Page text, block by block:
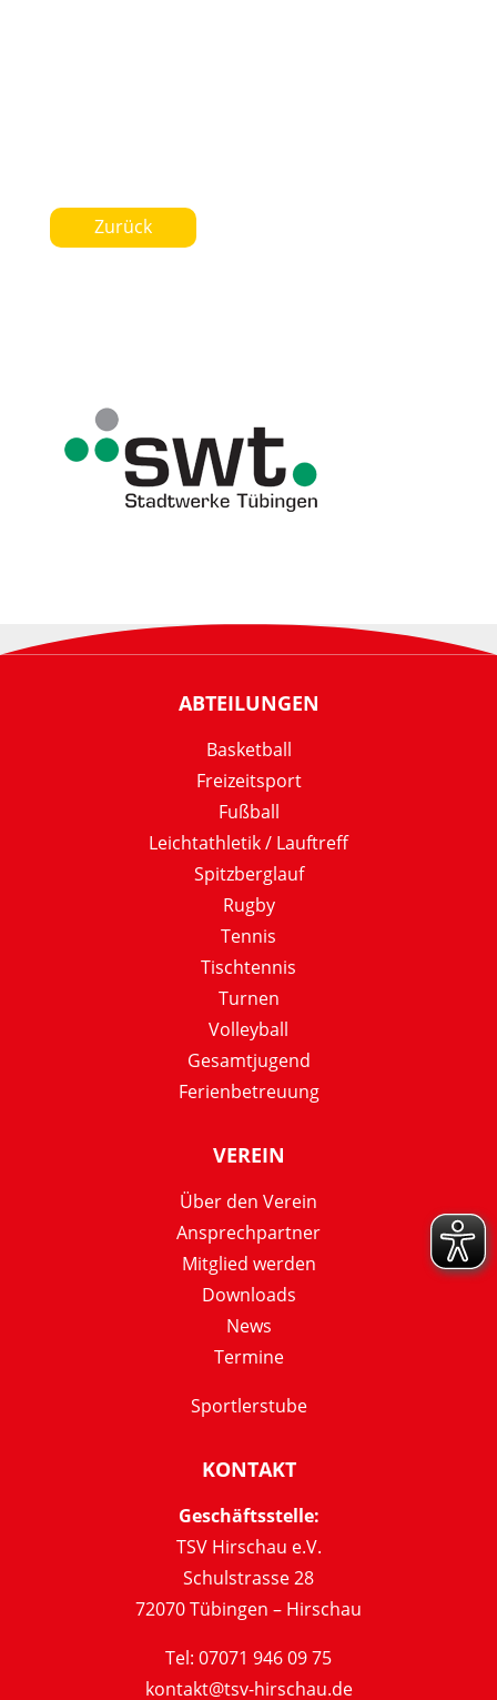
Zurück
ABTEILUNGEN
Basketball
Freizeitsport
Fußball
Leichtathletik / Lauftreff
Spitzberglauf
Rugby
Tennis
Tischtennis
Turnen
Volleyball
Gesamtjugend
Ferienbetreuung
VEREIN
Über den Verein
Ansprechpartner
Mitglied werden
Downloads
News
Termine
Sportlerstube
KONTAKT
Geschäftsstelle:
TSV Hirschau e.V.
Schulstrasse 28
72070 Tübingen – Hirschau
Tel: 07071 946 09 75
kontakt@tsv-hirschau.de